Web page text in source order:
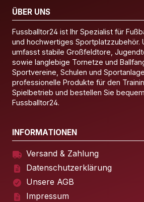
ÜBER UNS
Fussballtor24 ist Ihr Spezialist für
und hochwertiges Sportplatzzubehör.
umfasst stabile Großfeldtore,
sowie langlebige Tornetze und
Sportvereine, Schulen und
professionelle Produkte für den
Spielbetrieb und bestellen Sie
Fussballtor24.
INFORMATIONEN
Versand & Zahlung
Datenschutzerklärung
Unsere AGB
Impressum